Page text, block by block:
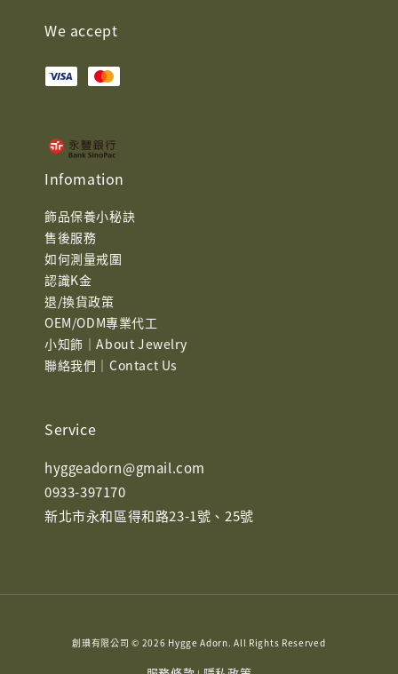
We accept
Infomation
飾品保養小秘訣
售後服務
如何測量戒圍
認識K金
退/換貨政策
OEM/ODM專業代工
小知飾｜About Jewelry
聯絡我們｜Contact Us
Service
hyggeadorn@gmail.com
0933-397170
新北市永和區得和路23-1號、25號
創琠有限公司 © 2026 Hygge Adorn. All Rights Reserved